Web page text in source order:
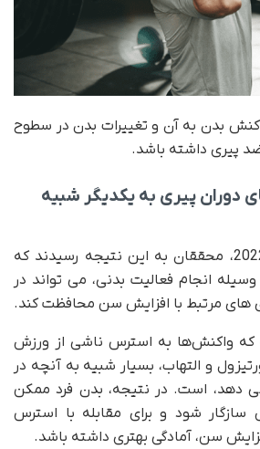
بدن به آن و تغییرات بدن در سطوح
پیری داشته باشد.
پیری به یکدیگر شبیه
در مقاله ای در سال 2022، محققان به این نتیجه رسیدند که
انجام فعالیت بدنی، می تواند در
های مرتبط با افزایش سن محافظت کند.
که واکنش‌ها به استرس ناشی از ورزش
و التهاب، بسیار شبیه به آنچه در
دهد، است. در نتیجه، بدن فرد ممکن
شود و برای مقابله با استرس
سن، آمادگی بهتری داشته باشد.